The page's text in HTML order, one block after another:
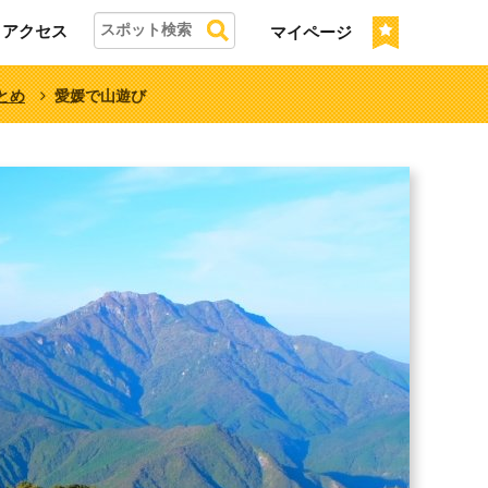
マイページ
アクセス
め 愛媛で山遊び